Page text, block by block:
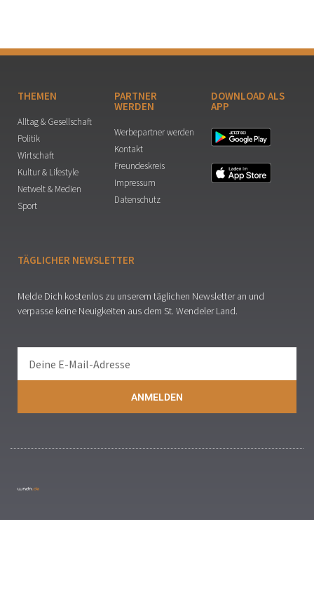
THEMEN
Alltag & Gesellschaft
Politik
Wirtschaft
Kultur & Lifestyle
Netwelt & Medien
Sport
PARTNER
WERDEN
Werbepartner werden
Kontakt
Freundeskreis
Impressum
Datenschutz
DOWNLOAD ALS
APP
TÄGLICHER NEWSLETTER
Melde Dich kostenlos zu unserem täglichen Newsletter an und
verpasse keine Neuigkeiten aus dem St. Wendeler Land.
ANMELDEN